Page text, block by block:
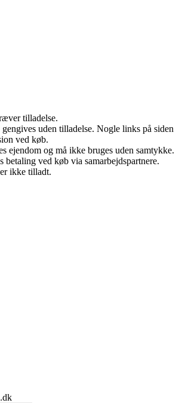
tilladelse.
uden tilladelse. Nogle links på siden
ved køb.
ejendom og må ikke bruges uden samtykke.
betaling ved køb via samarbejdspartnere.
ikke tilladt.